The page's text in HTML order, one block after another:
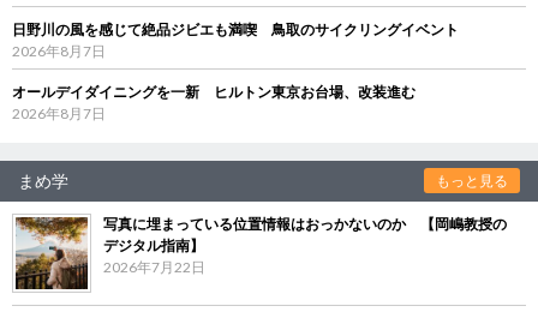
日野川の風を感じて絶品ジビエも満喫 鳥取のサイクリングイベント
2026年8月7日
オールデイダイニングを一新 ヒルトン東京お台場、改装進む
2026年8月7日
まめ学 もっと見る
写真に埋まっている位置情報はおっかないのか 【岡嶋教授の
デジタル指南】
2026年7月22日